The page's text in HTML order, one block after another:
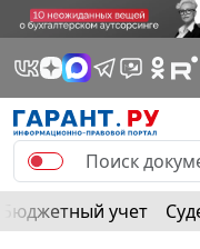
Бюджетный учет